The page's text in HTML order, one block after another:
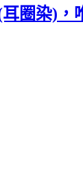
圈染)，